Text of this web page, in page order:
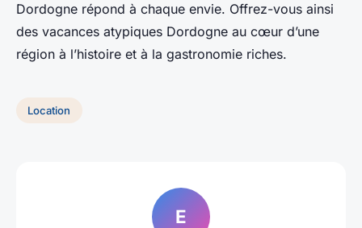
Dordogne répond à chaque envie. Offrez-vous ainsi
des vacances atypiques Dordogne au cœur d’une
région à l’histoire et à la gastronomie riches.
Location
E